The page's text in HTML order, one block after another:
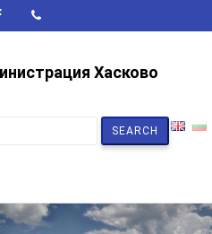
Хасково
SEARCH